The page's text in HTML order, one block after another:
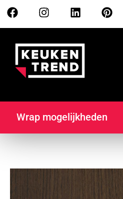
Wrap mogelijkheden